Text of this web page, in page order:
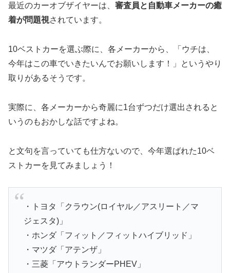
最近のカーオブザイヤーは、 審査員と自動車メーカーの癒
着が問題視されています。
10ベストカーを選ぶ際に、各メーカーから、「ウチは、
今年はこの車でいきたいんでお願いします！」というやり
取りがあるそうです。
実際に、各メーカーから奇麗に1台ずつだけ選出されると
いうのもおかしな話ですよね。
と文句を言っていても仕方ないので、今年選ばれた10ベ
ストカーを見てみましょう！
・トヨタ「クラウン(ロイヤル／アスリート／マ
ジェスタ)」
・ホンダ「フィット／フィットハイブリッド」
・マツダ「アテンザ」
・三菱「アウトランダーPHEV」